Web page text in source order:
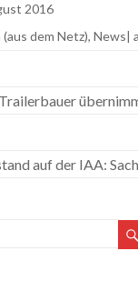
2016
dem Netz), News|
auf der IAA: